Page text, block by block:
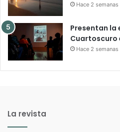
Hace 2 semanas
Presentan la
Cuartoscuro
Hace 2 semanas
La revista